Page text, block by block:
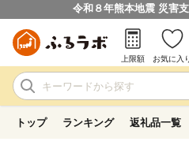
令和８年熊本地震 災害
上限額 お気に入
トップ ランキング 返礼品一覧